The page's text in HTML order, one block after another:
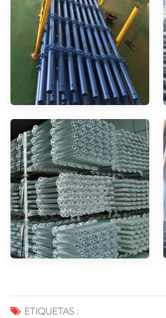
ETIQUETAS :